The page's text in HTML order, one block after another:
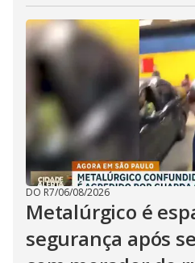
DO R7/06/08/2026
Metalúrgico é
segurança após